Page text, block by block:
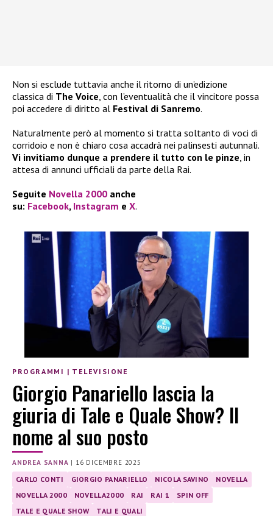
Non si esclude tuttavia anche il ritorno di un’edizione
classica di The Voice , con l’eventualità che il vincitore possa
poi accedere di diritto al Festival di Sanremo.
Naturalmente però al momento si tratta soltanto di voci di
corridoio e non è chiaro cosa accadrà nei palinsesti autunnali.
Vi invitiamo dunque a prendere il tutto con le pinze , in
attesa di annunci ufficiali da parte della Rai.
Seguite Novella 2000 anche
su: Facebook, Instagram e X.
PROGRAMMI | TELEVISIONE
Giorgio Panariello lascia la
giuria di Tale e Quale Show? Il
nome al suo posto
ANDREA SANNA | 16 DICEMBRE 2025
CARLO CONTI GIORGIO PANARIELLO NICOLA SAVINO
NOVELLA
NOVELLA 2000
NOVELLA2000 RAI RAI 1
SPIN OFF
TALE E QUALE SHOW
TALI E QUALI